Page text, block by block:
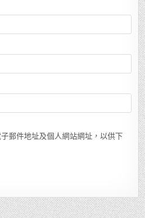
郵件地址及個人網站網址，以供下